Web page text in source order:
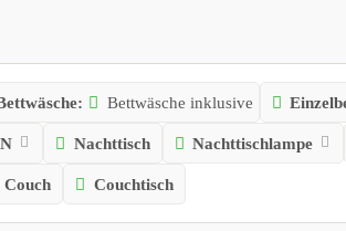
Bettwäsche inklusive
Nachttisch Nachttischlampe
Couch Couchtisch